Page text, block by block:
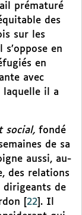
prématuré
des
sur les
s’oppose en
en
avec
laquelle il a
social, fondé
de sa
aussi, au-
des relations
dirigeants de
22 . Il